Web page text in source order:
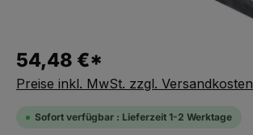
54,48 €*
Preise inkl. MwSt. zzgl. Versandkosten
Sofort verfügbar : Lieferzeit 1-2 Werktage